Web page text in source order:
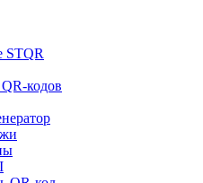
STQR
кодов